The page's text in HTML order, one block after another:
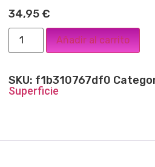
34,95€
Añadir al carrito
SKU: f1b310767df0
Superficie